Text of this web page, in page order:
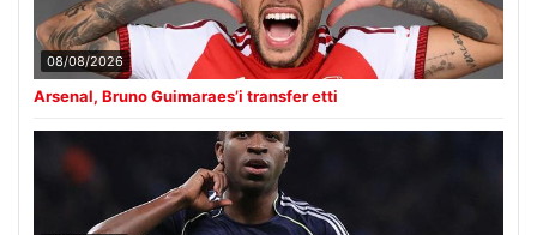
08/08/2026
Arsenal, Bruno Guimaraes’i transfer etti